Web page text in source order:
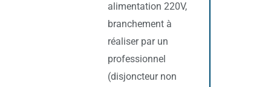
alimentation 220V,
branchement à
réaliser par un
professionnel
(disjoncteur non